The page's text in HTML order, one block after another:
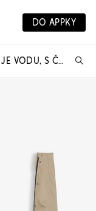
DO APPKY
MATERSKÁ BUNDA, 6V1, ODPUDZUJE VODU, S ČASŤOU NA NOSENIE, S VYBERATEĽNOU FLÍSOVOU BUNDOU